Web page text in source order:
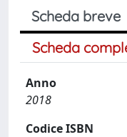
Scheda breve
Scheda
Anno
2018
Codice ISBN